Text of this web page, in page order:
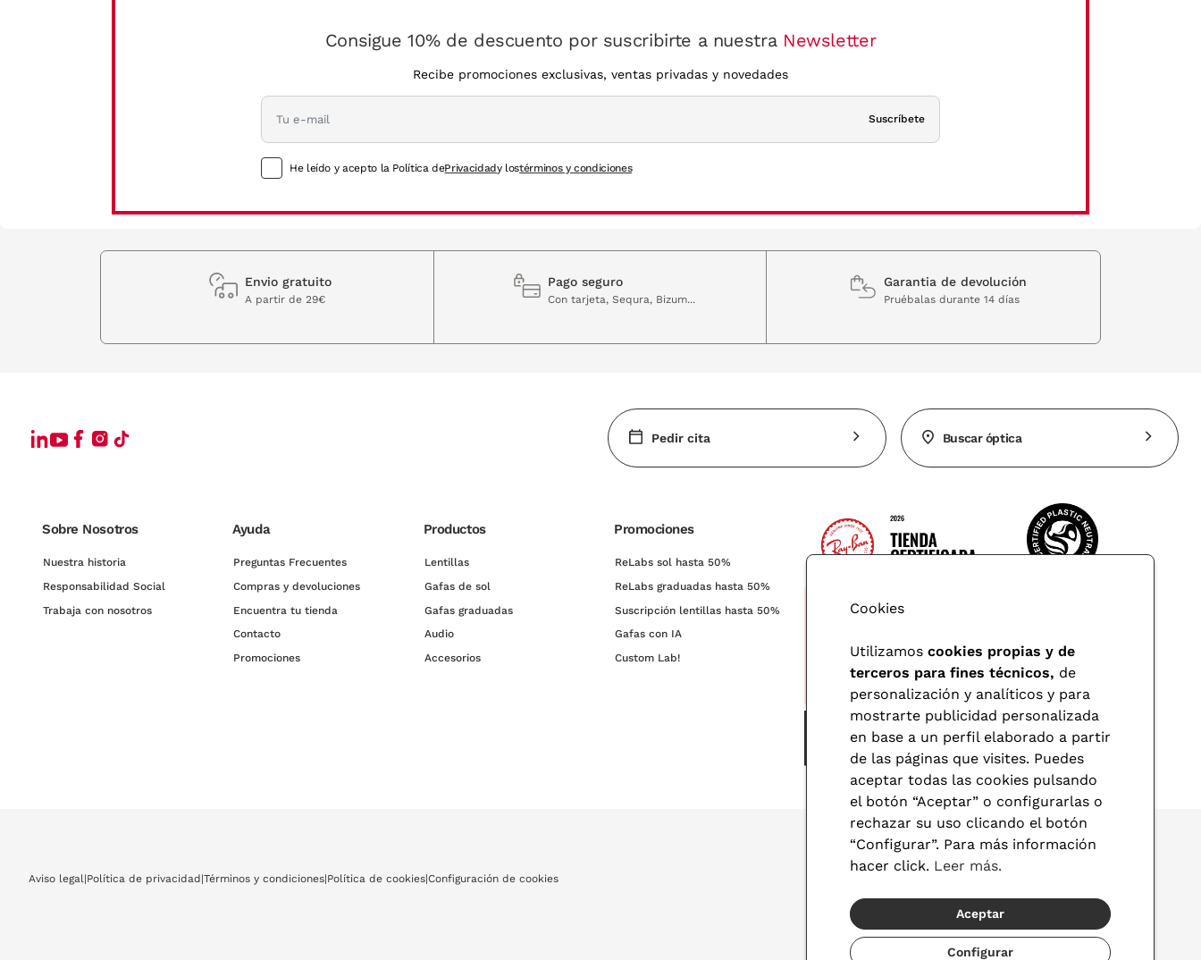
Consigue 10% de descuento por suscribirte a nuestra Newsletter
Recibe promociones exclusivas, ventas privadas y novedades
Suscríbete
He leído y acepto la Política dePrivacidady lostérminos y condiciones
Envio gratuito
A partir de 29€
Pago seguro
Con tarjeta, Sequra, Bizum...
Garantia de devolución
Pruébalas durante 14 días
Pedir cita Buscar óptica
Sobre Nosotros
Nuestra historia
Responsabilidad Social
Trabaja con nosotros
Ayuda
Preguntas Frecuentes
Compras y devoluciones
Encuentra tu tienda
Contacto
Promociones
Productos
Lentillas
Gafas de sol
Gafas graduadas
Audio
Accesorios
Promociones
ReLabs sol hasta 50%
ReLabs graduadas hasta 50%
Suscripción lentillas hasta 50%
Gafas con IA
Custom Lab!
Aviso legal|Política de privacidad |Términos y condiciones|Política de cookies|Configuración de cookies
© 2026 Visionlab
Cookies
Utilizamos cookies propias y de
terceros para fines técnicos, de
personalización y analíticos y para
mostrarte publicidad personalizada
en base a un perfil elaborado a partir
de las páginas que visites. Puedes
aceptar todas las cookies pulsando
el botón “Aceptar” o configurarlas o
rechazar su uso clicando el botón
“Configurar”. Para más información
hacer click. Leer más.
Aceptar
Configurar